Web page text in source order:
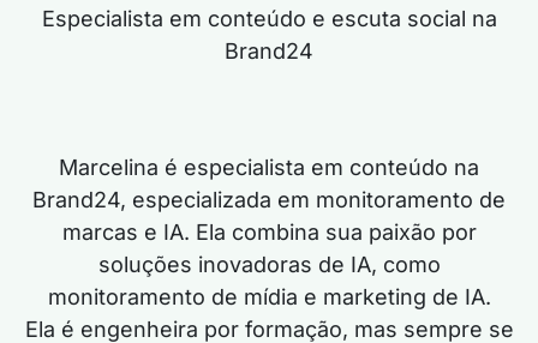
Especialista em conteúdo e escuta social na
Brand24
Marcelina é especialista em conteúdo na
Brand24, especializada em monitoramento de
marcas e IA. Ela combina sua paixão por
soluções inovadoras de IA, como
monitoramento de mídia e marketing de IA.
Ela é engenheira por formação, mas sempre se